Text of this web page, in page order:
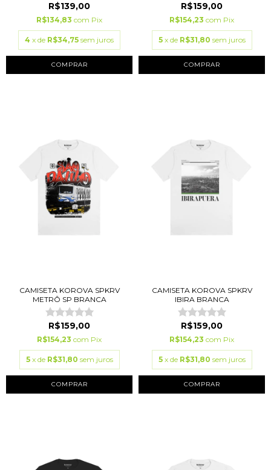
R$139,00
R$134,83 com Pix
4 x de R$34,75 sem juros
COMPRAR
R$159,00
R$154,23 com Pix
5 x de R$31,80 sem juros
COMPRAR
CAMISETA KOROVA SPKRV
METRÔ SP BRANCA
R$159,00
R$154,23 com Pix
5 x de R$31,80 sem juros
COMPRAR
CAMISETA KOROVA SPKRV
IBIRA BRANCA
R$159,00
R$154,23 com Pix
5 x de R$31,80 sem juros
COMPRAR